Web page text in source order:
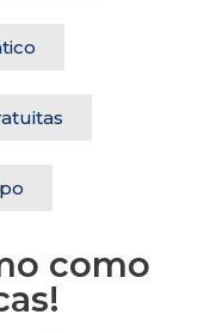
como